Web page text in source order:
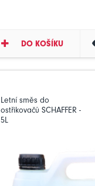
DO KOŠÍKU
Letní směs do
ostřikovačů SCHAFFER -
5L